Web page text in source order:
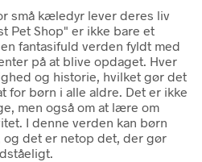
små kæledyr lever deres liv
Pet Shop" er ikke bare et
fantasifuld verden fyldt med
på at blive opdaget. Hver
og historie, hvilket gør det
for børn i alle aldre. Det er ikke
men også om at lære om
I denne verden kan børn
og det er netop det, der gør